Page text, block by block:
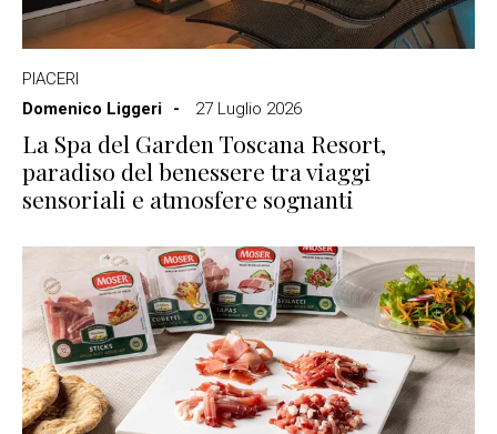
PIACERI
Domenico Liggeri
27 Luglio 2026
La Spa del Garden Toscana Resort,
paradiso del benessere tra viaggi
sensoriali e atmosfere sognanti